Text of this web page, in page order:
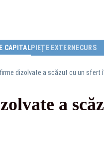
CAPITALPIEȚE EXTERNECURS
dizolvate a scăzut cu un sfert
a